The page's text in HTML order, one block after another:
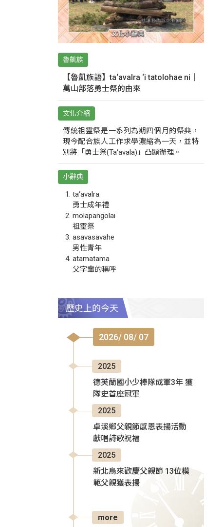
魯凱族
【魯凱族語】ta‘avalra ‘i tatolohae ni｜
萬山部落勇士祭的由來
文化介紹
傳統祖靈祭是一系列為期四個月的祭典，
現今配合族人工作求學濃縮為一天，並特
別將「勇士祭(Ta‘avala)」凸顯辦理。
小辭典
ta‘avalra
勇士成年禮
molapangolai
祖靈祭
asavasavahe
男性青年
atamatama
父字輩的稱呼
歷史上的今天
2026/ 08/ 07
2025
德芙蘭國小少棒隊成軍3年 獲
隊史首座冠軍
2025
卓溪鄉父親節感恩表揚活動
獻唱詩歌祝福
2025
新北烏來歡慶父親節 13位模
範父親獲表揚
more